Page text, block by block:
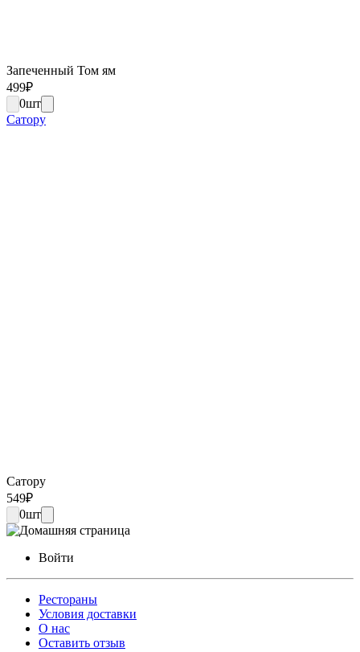
Запеченный Том ям
499₽
0шт
Сатору
Сатору
549₽
0шт
Войти
Рестораны
Условия доставки
О нас
Оставить отзыв